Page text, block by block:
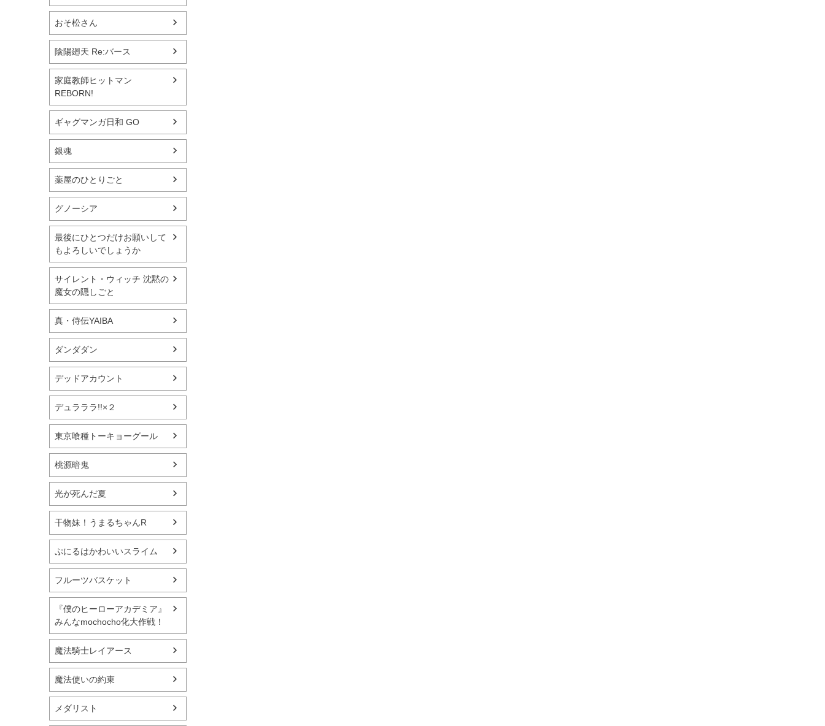
おそ松さん
陰陽廻天 Re:バース
家庭教師ヒットマン
REBORN!
ギャグマンガ日和 GO
銀魂
薬屋のひとりごと
グノーシア
最後にひとつだけお願いして
もよろしいでしょうか
サイレント・ウィッチ 沈黙の
魔女の隠しごと
真・侍伝YAIBA
ダンダダン
デッドアカウント
デュラララ!!×２
東京喰種トーキョーグール
桃源暗鬼
光が死んだ夏
干物妹！うまるちゃんR
ぷにるはかわいいスライム
フルーツバスケット
『僕のヒーローアカデミア』
みんなmochocho化大作戦！
魔法騎士レイアース
魔法使いの約束
メダリスト